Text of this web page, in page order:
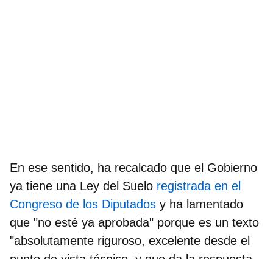
En ese sentido, ha recalcado que el Gobierno
ya tiene una Ley del Suelo registrada en el
Congreso de los Diputados y ha lamentado
que "no esté ya aprobada" porque es un texto
"absolutamente riguroso, excelente desde el